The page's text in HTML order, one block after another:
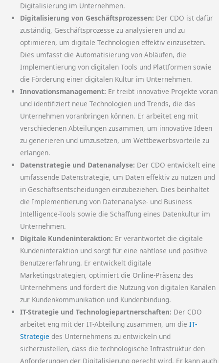
Digitalisierung im Unternehmen.
Digitalisierung von Geschäftsprozessen: Der CDO ist dafür
zuständig, Geschäftsprozesse zu analysieren und zu
optimieren, um digitale Technologien effektiv einzusetzen.
Dies umfasst die Automatisierung von Abläufen, die
Implementierung von digitalen Tools und Plattformen sowie
die Förderung einer digitalen Kultur im Unternehmen.
Innovationsmanagement: Er treibt innovative Projekte voran
und identifiziert neue Technologien und Trends, die das
Unternehmen voranbringen können. Er arbeitet eng mit
verschiedenen Abteilungen zusammen, um innovative Ideen
zu generieren und umzusetzen, um Wettbewerbsvorteile zu
erlangen.
Datenstrategie und Datenanalyse: Der CDO entwickelt eine
umfassende Datenstrategie, um Daten effektiv zu nutzen und
in Geschäftsentscheidungen einzubeziehen. Dies beinhaltet
die Implementierung von Datenanalyse- und Business
Intelligence-Tools sowie die Schaffung eines Datenkultur im
Unternehmen.
Digitale Kundeninteraktion: Er verantwortet die digitale
Kundeninteraktion und sorgt für eine nahtlose und positive
Benutzererfahrung. Er entwickelt digitale
Marketingstrategien, optimiert die Online-Präsenz des
Unternehmens und fördert die Nutzung von digitalen Kanälen
zur Kundenkommunikation und Kundenbindung.
IT-Strategie und Technologiepartnerschaften: Der CDO
arbeitet eng mit der IT-Abteilung zusammen, um dieIT-
Strategie des Unternehmens zu entwickeln und
sicherzustellen, dass die technologische Infrastruktur den
Anforderungen der Digitalisierung gerecht wird. Er kann auch